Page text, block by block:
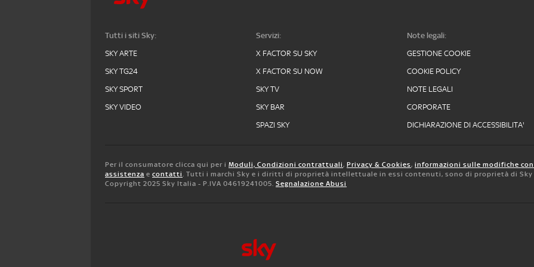
Tutti i siti Sky:
SKY ARTE
SKY TG24
SKY SPORT
SKY VIDEO
Servizi:
X FACTOR SU SKY
X FACTOR SU NOW
SKY TV
SKY BAR
SPAZI SKY
Note legali:
GESTIONE COOKIE
COOKIE POLICY
NOTE LEGALI
CORPORATE
DICHIARAZIONE DI ACCESSIBILITA'
Per il consumatore clicca qui per i Moduli, Condizioni contrattuali, Privacy & Cookies, informazioni sulle modifiche
assistenza e contatti. Tutti i marchi Sky e i diritti di proprietà intellettuale in essi contenuti, sono di proprietà di
Copyright 2025 Sky Italia - P.IVA 04619241005. Segnalazione Abusi